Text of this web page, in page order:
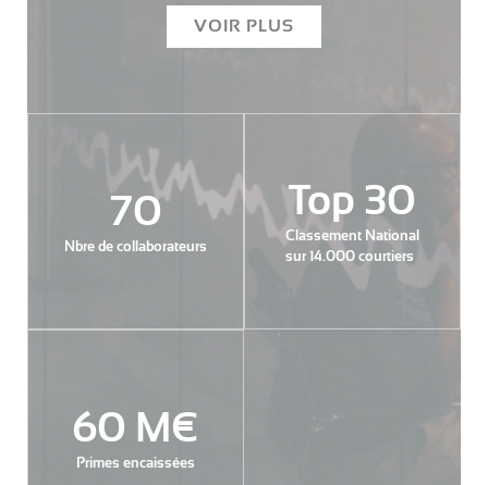
VOIR PLUS
70
Nbre de collaborateurs
Top 30
Classement National
sur 14.000 courtiers
60 M€
Primes encaissées